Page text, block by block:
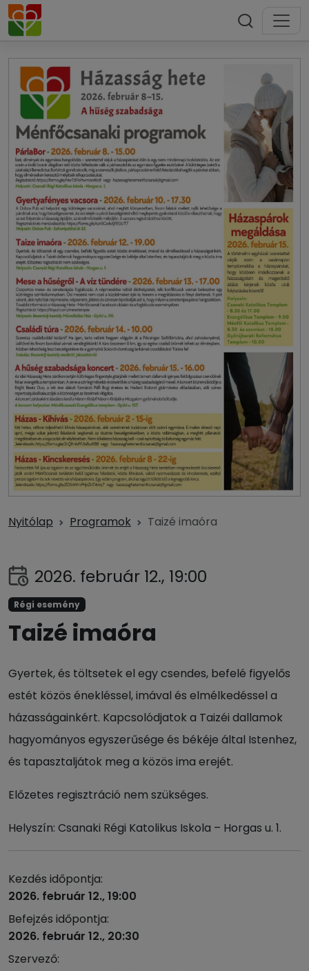
Nyitólap Programok Taizé imaóra
2026. február 12., 19:00
Régi esemény
Taizé imaóra
Gyertek, és töltsetek el egy csendes, befelé figyelős
estét közös énekléssel, imával és elmélkedéssel a
házasságainkért. Kapcsolódjatok a Taizéi dallamok
hagyományos egyszerűsége és békéje által Istenhez,
és tapasztaljátok meg a közös ima erejét.
Előzetes regisztráció nem szükséges.
Helyszín: Csanaki Régi Katolikus Iskola – Horgas u. 1.
Kezdés időpontja:
2026. február 12., 19:00
Befejzés időpontja:
2026. február 12., 20:30
Szervező: